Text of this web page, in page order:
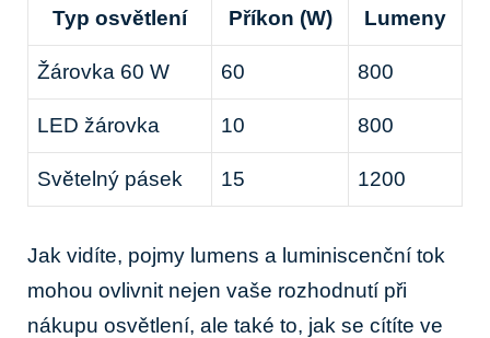
Typ osvětlení Příkon (W) Lumeny
Žárovka 60 W 60 800
LED žárovka 10 800
Světelný pásek 15 1200
Jak vidíte, pojmy lumens a luminiscenční tok
mohou ovlivnit nejen vaše rozhodnutí při
nákupu osvětlení, ale také to, jak se cítíte ve